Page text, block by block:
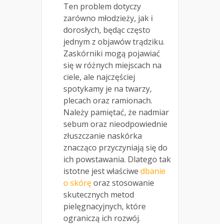
Ten problem dotyczy
zarówno młodzieży, jak i
dorosłych, będąc często
jednym z objawów trądziku.
Zaskórniki mogą pojawiać
się w różnych miejscach na
ciele, ale najczęściej
spotykamy je na twarzy,
plecach oraz ramionach.
Należy pamiętać, że nadmiar
sebum oraz nieodpowiednie
złuszczanie naskórka
znacząco przyczyniają się do
ich powstawania. Dlatego tak
istotne jest właściwe dbanie
o skóręoraz stosowanie
skutecznych metod
pielęgnacyjnych, które
ograniczą ich rozwój.